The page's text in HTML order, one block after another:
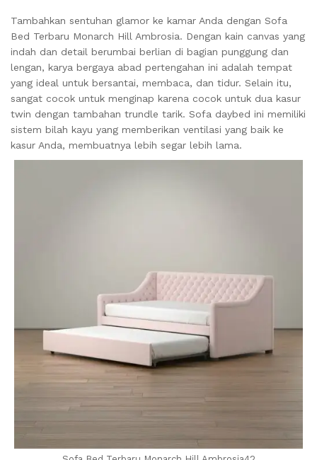
Tambahkan sentuhan glamor ke kamar Anda dengan Sofa
Bed Terbaru Monarch Hill Ambrosia. Dengan kain canvas yang
indah dan detail berumbai berlian di bagian punggung dan
lengan, karya bergaya abad pertengahan ini adalah tempat
yang ideal untuk bersantai, membaca, dan tidur. Selain itu,
sangat cocok untuk menginap karena cocok untuk dua kasur
twin dengan tambahan trundle tarik. Sofa daybed ini memiliki
sistem bilah kayu yang memberikan ventilasi yang baik ke
kasur Anda, membuatnya lebih segar lebih lama.